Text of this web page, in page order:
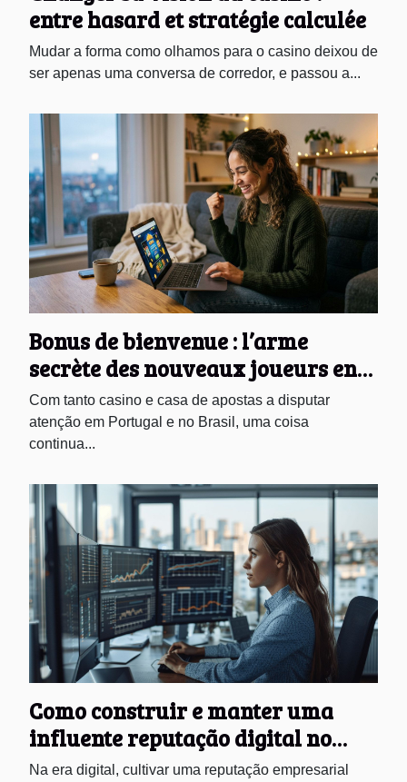
entre hasard et stratégie calculée
Mudar a forma como olhamos para o casino deixou de
ser apenas uma conversa de corredor, e passou a...
Bonus de bienvenue : l’arme
secrète des nouveaux joueurs en
ligne
Com tanto casino e casa de apostas a disputar
atenção em Portugal e no Brasil, uma coisa
continua...
Como construir e manter uma
influente reputação digital no
setor empresarial
Na era digital, cultivar uma reputação empresarial